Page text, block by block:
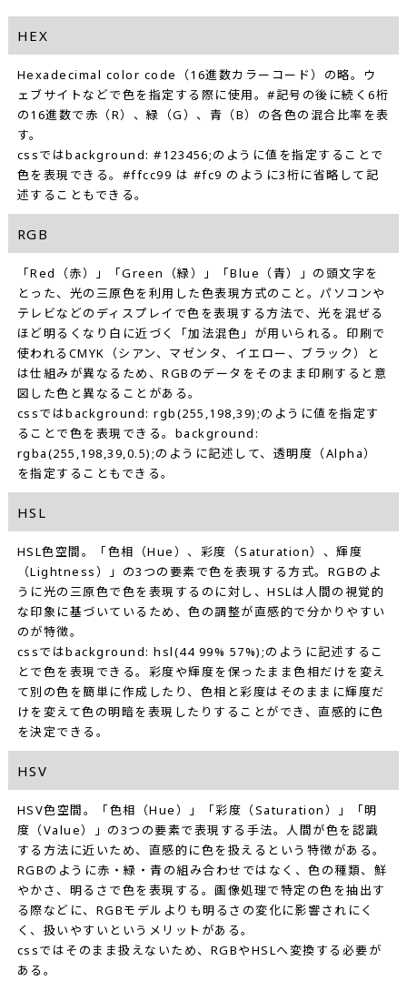
HEX
Hexadecimal color code（16進数カラーコード）の略。ウ
ェブサイトなどで色を指定する際に使用。#記号の後に続く6桁
の16進数で赤（R）、緑（G）、青（B）の各色の混合比率を表
す。
cssではbackground: #123456;のように値を指定することで
色を表現できる。#ffcc99 は #fc9 のように3桁に省略して記
述することもできる。
RGB
「Red（赤）」「Green（緑）」「Blue（青）」の頭文字を
とった、光の三原色を利用した色表現方式のこと。パソコンや
テレビなどのディスプレイで色を表現する方法で、光を混ぜる
ほど明るくなり白に近づく「加法混色」が用いられる。印刷で
使われるCMYK（シアン、マゼンタ、イエロー、ブラック）と
は仕組みが異なるため、RGBのデータをそのまま印刷すると意
図した色と異なることがある。
cssではbackground: rgb(255,198,39);のように値を指定す
ることで色を表現できる。background:
rgba(255,198,39,0.5);のように記述して、透明度（Alpha）
を指定することもできる。
HSL
HSL色空間。「色相（Hue）、彩度（Saturation）、輝度
（Lightness）」の3つの要素で色を表現する方式。RGBのよ
うに光の三原色で色を表現するのに対し、HSLは人間の視覚的
な印象に基づいているため、色の調整が直感的で分かりやすい
のが特徴。
cssではbackground: hsl(44 99% 57%);のように記述するこ
とで色を表現できる。彩度や輝度を保ったまま色相だけを変え
て別の色を簡単に作成したり、色相と彩度はそのままに輝度だ
けを変えて色の明暗を表現したりすることができ、直感的に色
を決定できる。
HSV
HSV色空間。「色相（Hue）」「彩度（Saturation）」「明
度（Value）」の3つの要素で表現する手法。人間が色を認識
する方法に近いため、直感的に色を扱えるという特徴がある。
RGBのように赤・緑・青の組み合わせではなく、色の種類、鮮
やかさ、明るさで色を表現する。画像処理で特定の色を抽出す
る際などに、RGBモデルよりも明るさの変化に影響されにく
く、扱いやすいというメリットがある。
cssではそのまま扱えないため、RGBやHSLへ変換する必要が
ある。